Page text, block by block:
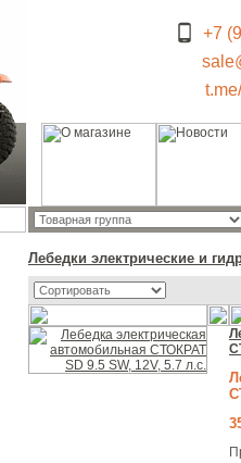
+7
Лебедки электрические и